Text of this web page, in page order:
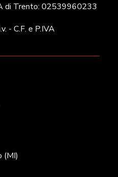
di Trento: 02539960233
- C.F. e P.IVA
(MI)